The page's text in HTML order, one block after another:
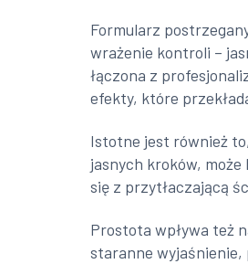
Formularz
wrażenie kontroli –
łączona z
efekty, które
Istotne jest również
jasnych kroków,
się z przytłaczającą
Prostota wpływa też
staranne